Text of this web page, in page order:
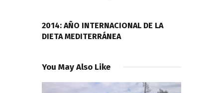
2014: AÑO INTERNACIONAL DE LA
DIETA MEDITERRÁNEA
You May Also Like